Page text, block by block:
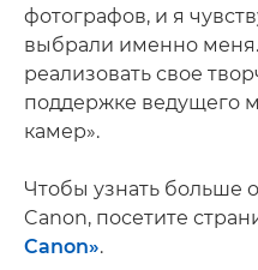
фотографов, и я
выбрали именно
реализовать свое
поддержке ведущего
камер».
Чтобы узнать больше
Canon, посетите
Canon».